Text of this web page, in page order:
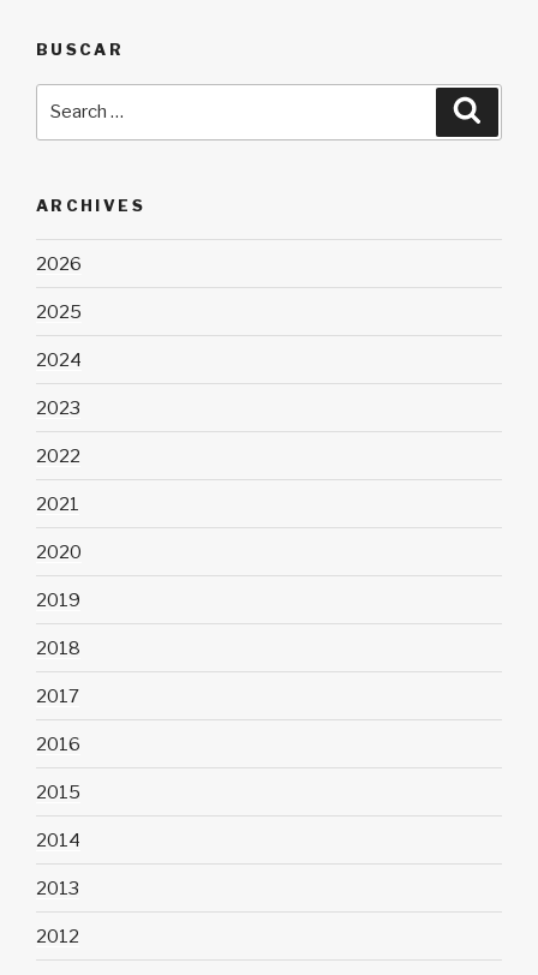
BUSCAR
ARCHIVES
2026
2025
2024
2023
2022
2021
2020
2019
2018
2017
2016
2015
2014
2013
2012